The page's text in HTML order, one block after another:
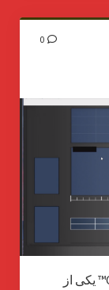
0
معرفی نرم‌افزار Cygnet 2.0.8 Cygnet™ یکی از